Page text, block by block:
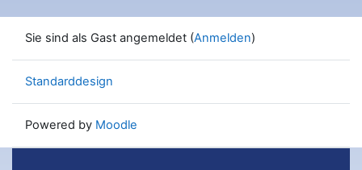
Sie sind als Gast angemeldet (Anmelden)
Standarddesign
Powered by Moodle